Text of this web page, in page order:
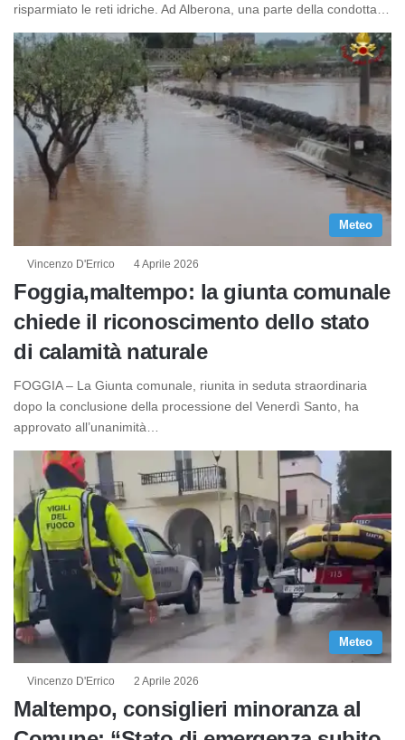
risparmiato le reti idriche. Ad Alberona, una parte della condotta…
Meteo
Vincenzo D'Errico 4 Aprile 2026
Foggia,maltempo: la giunta comunale
chiede il riconoscimento dello stato
di calamità naturale
FOGGIA – La Giunta comunale, riunita in seduta straordinaria
dopo la conclusione della processione del Venerdì Santo, ha
approvato all’unanimità…
Meteo
Vincenzo D'Errico 2 Aprile 2026
Maltempo, consiglieri minoranza al